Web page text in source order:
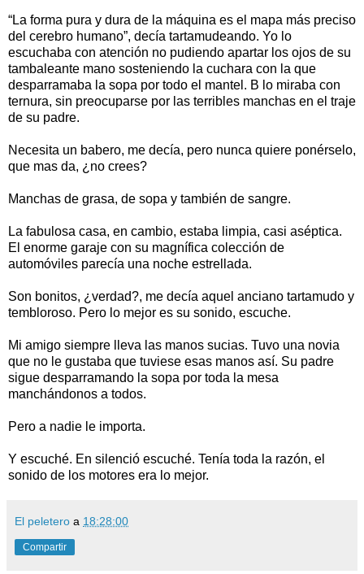
“La forma pura y dura de la máquina es el mapa más preciso
del cerebro humano”, decía tartamudeando. Yo lo
escuchaba con atención no pudiendo apartar los ojos de su
tambaleante mano sosteniendo la cuchara con la que
desparramaba la sopa por todo el mantel. B lo miraba con
ternura, sin preocuparse por las terribles manchas en el traje
de su padre.
Necesita un babero, me decía, pero nunca quiere ponérselo,
que mas da, ¿no crees?
Manchas de grasa, de sopa y también de sangre.
La fabulosa casa, en cambio, estaba limpia, casi aséptica.
El enorme garaje con su magnífica colección de
automóviles parecía una noche estrellada.
Son bonitos, ¿verdad?, me decía aquel anciano tartamudo y
tembloroso. Pero lo mejor es su sonido, escuche.
Mi amigo siempre lleva las manos sucias. Tuvo una novia
que no le gustaba que tuviese esas manos así. Su padre
sigue desparramando la sopa por toda la mesa
manchándonos a todos.
Pero a nadie le importa.
Y escuché. En silenció escuché. Tenía toda la razón, el
sonido de los motores era lo mejor.
El peletero a 18:28:00
Compartir